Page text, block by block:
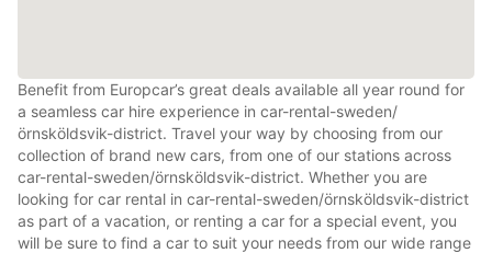
Benefit from Europcar’s great deals available all year round for
a seamless car hire experience in car-rental-sweden/
örnsköldsvik-district. Travel your way by choosing from our
collection of brand new cars, from one of our stations across
car-rental-sweden/örnsköldsvik-district. Whether you are
looking for car rental in car-rental-sweden/örnsköldsvik-district
as part of a vacation, or renting a car for a special event, you
will be sure to find a car to suit your needs from our wide range